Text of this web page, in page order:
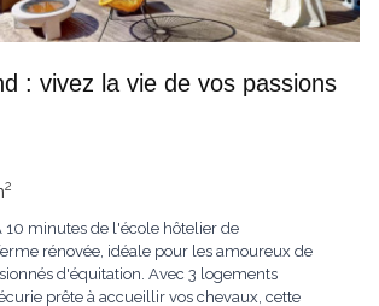
: vivez la vie de vos passions
2
10 minutes de l'école hôtelier de
rénovée, idéale pour les amoureux de
d'équitation. Avec 3 logements
prête à accueillir vos chevaux, cette